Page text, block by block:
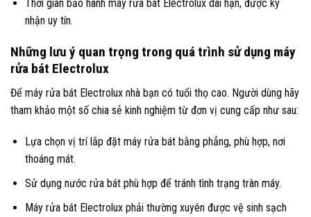
Thời gian bảo hành máy rửa bát Electrolux dài hạn, được ký
nhận uy tín.
Những lưu ý quan trọng trong quá trình sử dụng máy
rửa bát Electrolux
Để máy rửa bát Electrolux nhà bạn có tuổi thọ cao. Người dùng hãy
tham khảo một số chia sẻ kinh nghiệm từ đơn vị cung cấp như sau:
Lựa chọn vị trí lắp đặt máy rửa bát bằng phẳng, phù hợp, nơi
thoáng mát.
Sử dụng nước rửa bát phù hợp để tránh tình trạng tràn máy.
Máy rửa bát Electrolux phải thường xuyên được vệ sinh sạch